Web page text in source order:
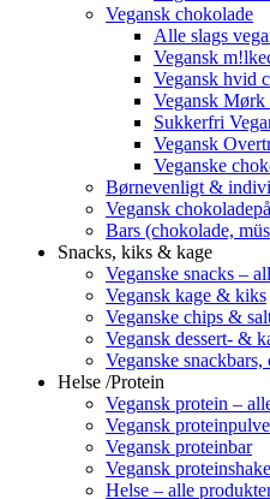
Vegansk chokolade
Alle slags
Vegansk
Vegansk hvid
Vegansk Mørk
Sukkerfri
Vegansk
Veganske
Børnevenligt &
Vegansk
Bars (chokolade,
Snacks, kiks & kage
Veganske snacks –
Vegansk kage & kiks
Veganske chips &
Vegansk dessert- &
Veganske
Helse /Protein
Vegansk protein –
Vegansk
Vegansk proteinbar
Vegansk proteinshake
Helse – alle